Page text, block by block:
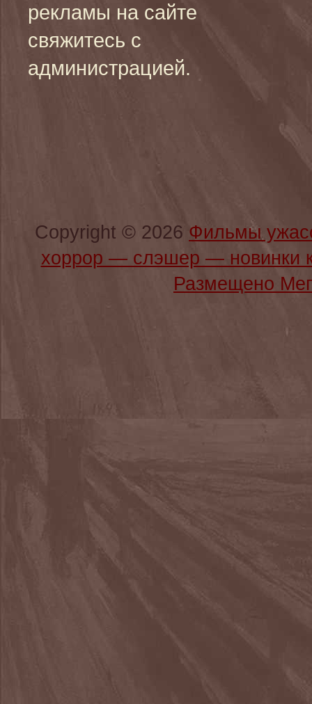
рекламы на сайте
свяжитесь с
администрацией.
Copyright © 2026 Фильмы
хоррор — слэшер —
Размещено